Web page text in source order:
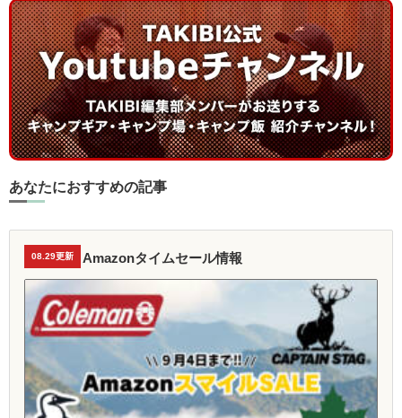
あなたにおすすめの記事
08.29更新 Amazonタイムセール情報